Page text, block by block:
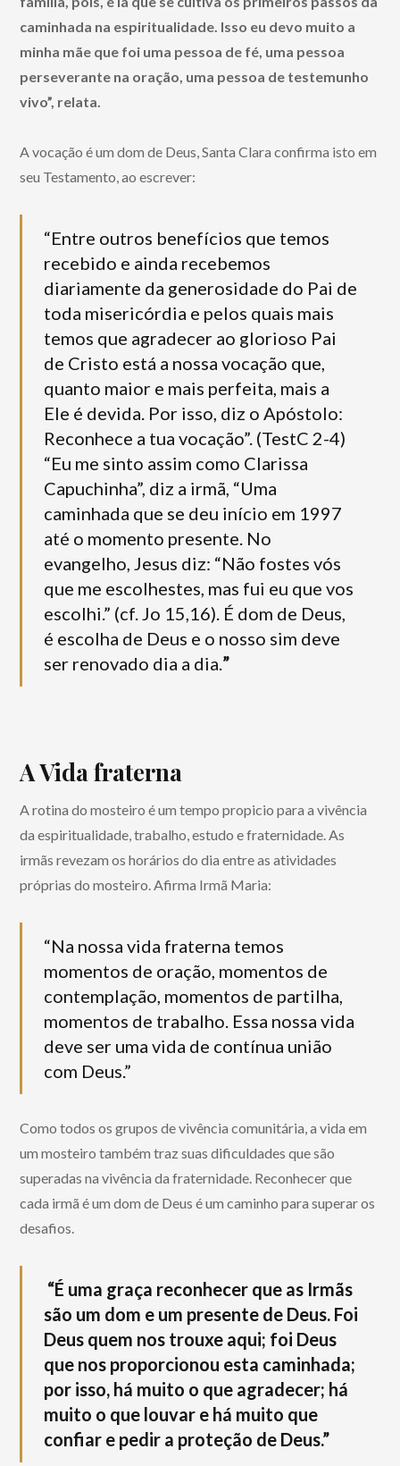
caminhada na espiritualidade. Isso eu devo muito a
minha mãe que foi uma pessoa de fé, uma pessoa
perseverante na oração, uma pessoa de testemunho
vivo”, relata.
A vocação é um dom de Deus, Santa Clara confirma isto em
seu Testamento, ao escrever:
“Entre outros benefícios que temos
recebido e ainda recebemos
diariamente da generosidade do Pai de
toda misericórdia e pelos quais mais
temos que agradecer ao glorioso Pai
de Cristo está a nossa vocação que,
quanto maior e mais perfeita, mais a
Ele é devida. Por isso, diz o Apóstolo:
Reconhece a tua vocação”. (TestC 2-4)
“Eu me sinto assim como Clarissa
Capuchinha”, diz a irmã, “Uma
caminhada que se deu início em 1997
até o momento presente. No
evangelho, Jesus diz: “Não fostes vós
que me escolhestes, mas fui eu que vos
escolhi.” (cf. Jo 15,16). É dom de Deus,
é escolha de Deus e o nosso sim deve
ser renovado dia a dia.”
A Vida fraterna
A rotina do mosteiro é um tempo propicio para a vivência
da espiritualidade, trabalho, estudo e fraternidade. As
irmãs revezam os horários do dia entre as atividades
próprias do mosteiro. Afirma Irmã Maria:
“Na nossa vida fraterna temos
momentos de oração, momentos de
contemplação, momentos de partilha,
momentos de trabalho. Essa nossa vida
deve ser uma vida de contínua união
com Deus.”
Como todos os grupos de vivência comunitária, a vida em
um mosteiro também traz suas dificuldades que são
superadas na vivência da fraternidade. Reconhecer que
cada irmã é um dom de Deus é um caminho para superar os
desafios.
“É uma graça reconhecer que as Irmãs
são um dom e um presente de Deus. Foi
Deus quem nos trouxe aqui; foi Deus
que nos proporcionou esta caminhada;
por isso, há muito o que agradecer; há
muito o que louvar e há muito que
confiar e pedir a proteção de Deus.”